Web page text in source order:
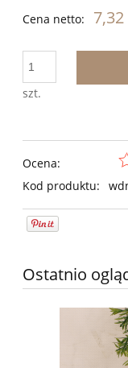
Cena netto: 7,32
szt.
Ocena:
Kod produktu:
Ostatnio